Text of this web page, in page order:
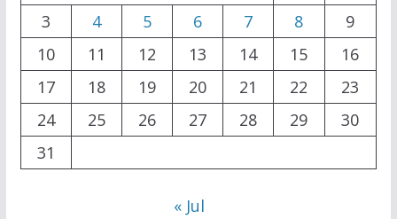
3
4 5 6 7 8
9
10
11 12 13 14 15
16
17
18 19 20 21 22
23
24
25 26 27 28 29
30
31
« Jul